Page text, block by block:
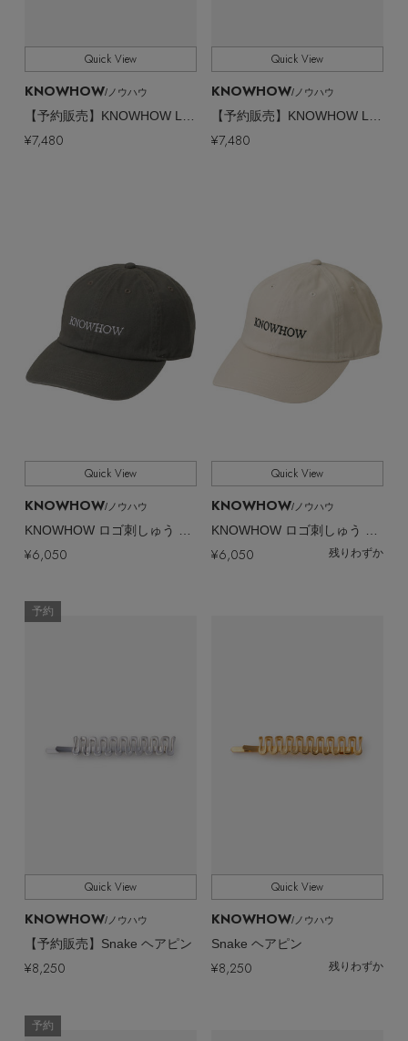
ポーチ
HOT STYLE
PERSONAL COLOR
エディター厳選ギフト
【エディターズ・エッセンシャル】
ベーシックとトレンドが交差する16の名品
Quick View
KNOWHOW/ノウハウ
【予約販売】KNOWHOW Logo ヘアピン 4本セット
¥7,480
Quick View
KNOWHOW/ノウハウ
【予約販売】KNOWHOW Logo ヘアピン 4本セット
¥7,480
Quick View
KNOWHOW/ノウハウ
¥6,050
Quick View
KNOWHOW/ノウハウ
¥6,050 残りわずか
予約
Quick View
KNOWHOW/ノウハウ
【予約販売】Snake ヘアピン
¥8,250
Quick View
KNOWHOW/ノウハウ
Snake ヘアピン
¥8,250 残りわずか
予約